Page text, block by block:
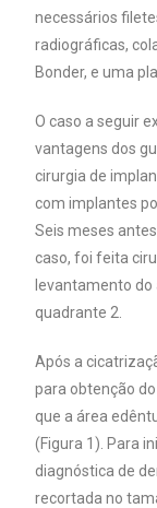
necessários
radiográficas,
Bonder, e uma
O caso a seguir
vantagens dos
cirurgia de
com implantes
Seis meses
caso, foi feita
levantamento do
quadrante 2.
Após a
para obtenção
que a área
(Figura 1). Para
diagnóstica de
recortada no